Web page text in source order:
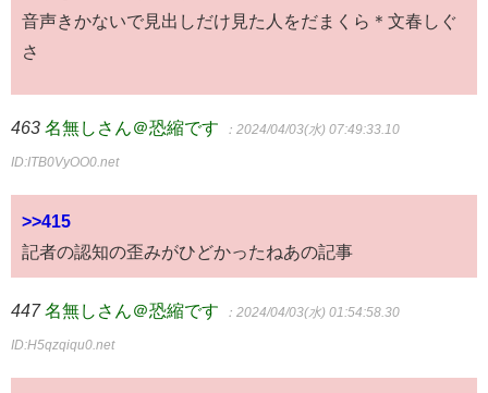
音声きかないで見出しだけ見た人をだまくら＊文春しぐ
さ
463 名無しさん＠恐縮です ：2024/04/03(水) 07:49:33.10
ID:ITB0VyOO0.net
>>415
記者の認知の歪みがひどかったねあの記事
447 名無しさん＠恐縮です ：2024/04/03(水) 01:54:58.30
ID:H5qzqiqu0.net